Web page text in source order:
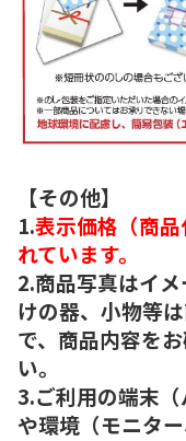
【その他】
1.表示価格（商
れています。
2.商品写真はイ
けの器、小物等
で、商品内容を
い。
3.ご利用の端末（
や環境（モニタ